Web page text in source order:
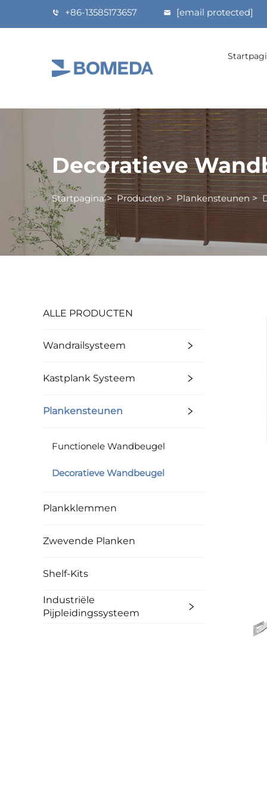
+86-13585173657 [email protected]
Decoratieve
Startpagina>Producten>Plankensteunen>
ALLE PRODUCTEN
Wandrailsysteem
Kastplank Systeem
Plankensteunen
Functionele Wandbeugel
Decoratieve Wandbeugel
Plankklemmen
Zwevende Planken
Shelf-Kits
Industriële
Pijpleidingssysteem